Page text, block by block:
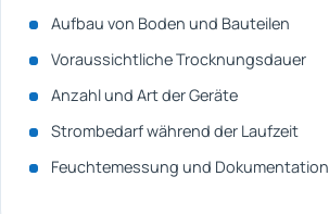
Aufbau von Boden und Bauteilen
Voraussichtliche Trocknungsdauer
Anzahl und Art der Geräte
Strombedarf während der Laufzeit
Feuchtemessung und Dokumentation